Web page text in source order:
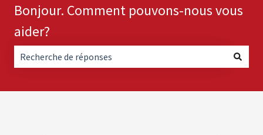
Bonjour. Comment pouvons-nous vous
aider?